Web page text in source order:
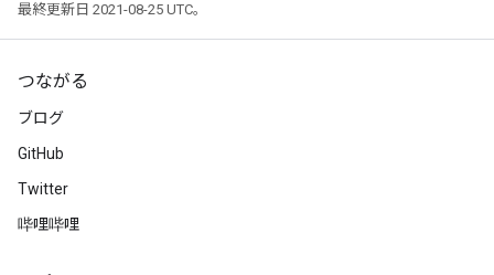
最終更新日 2021-08-25 UTC。
つながる
ブログ
GitHub
Twitter
哔哩哔哩